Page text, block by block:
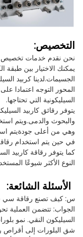
التخصيص:
نحن نقدم خدمات تخصيص
يمكنك الاختيار بين طبقة
الجسيمات.لدينا كربيد
المحور التوجه اعتمادا
السيليكونية التي تحتاجها.
يتوفر رقائق كاربيد
والبحوث والدمى.ويتم
وهي من أعلى جودةيتم
في حين يتم استخدام رقاقة
النوع الأكثر شيوعًا
الأسئلة الشائعة:
س: كيف تصنع رقاقة
الجواب: تتضمن العملية
شق البلورات إلى